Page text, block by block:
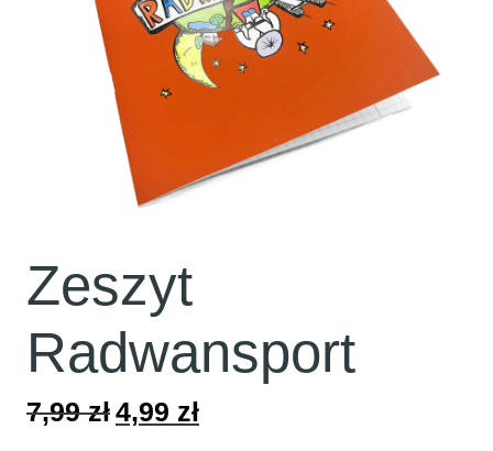
Zeszyt
Radwansport
7,99zł Original
4,99 złCurrent